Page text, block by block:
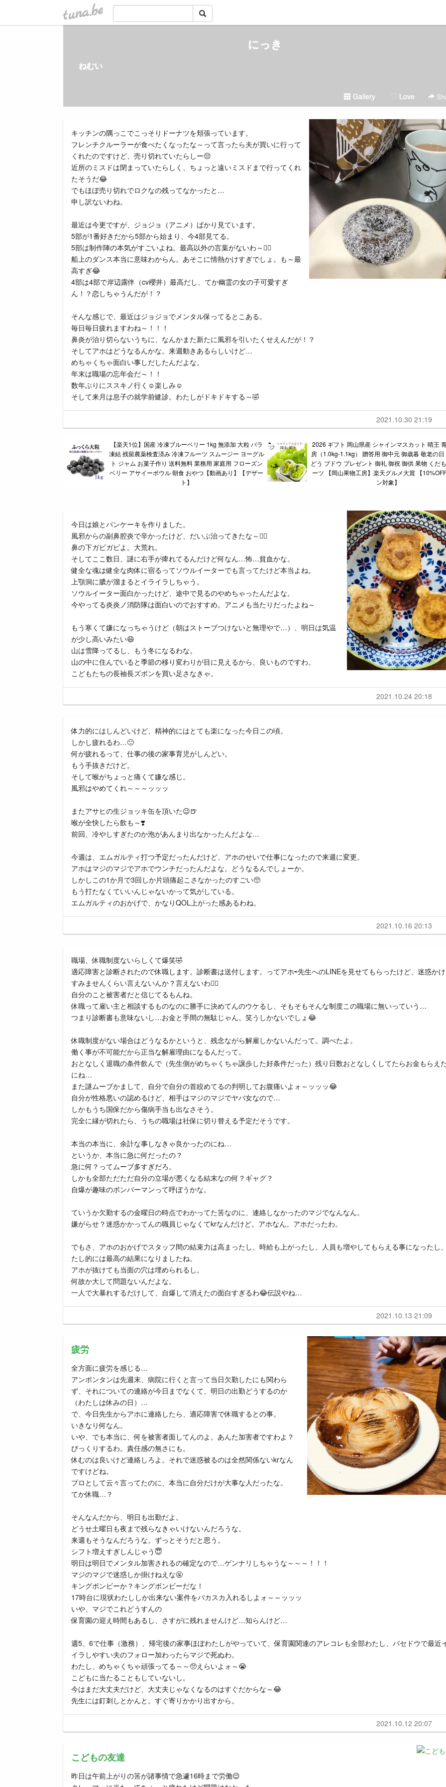
tuna.be
にっき
ねむい
Gallery Love
キッチンの隅っこでこっそりドーナツを頬張っています。
フレンチクルーラーが食べたくなったな～って言ったら夫が買いに行って
くれたのですけど、売り切れていたらしー😔
近所のミスドは閉まっていたらしく、ちょっと遠いミスドまで行ってくれ
たそうだ😂
でもほぼ売り切れでロクなの残ってなかったと…
申し訳ないわね。
最近は今更ですが、ジョジョ（アニメ）ばかり見ています。
5部が1番好きだから5部から始まり、今4部見てる。
5部は制作陣の本気がすごいよね。最高以外の言葉がないわ～🤦‍♀️
船上のダンス本当に意味わからん。あそこに情熱かけすぎでしょ。も～最
高すぎ😂
4部は4部で岸辺露伴（cv櫻井）最高だし、てか幽霊の女の子可愛すぎ
ん！？恋しちゃうんだが！？
そんな感じで、最近はジョジョでメンタル保ってるとこある。
毎日毎日疲れますわね～！！！
鼻炎が治り切らないうちに、なんかまた新たに風邪を引いたくせえんだが！？
そしてアホはどうなるんかな。来週動きあるらしいけど…
めちゃくちゃ面白い事しだしたんだよな。
年末は職場の忘年会だ～！！
数年ぶりにススキノ行く☺️楽しみ☺️
そして来月は息子の就学前健診。わたしがドキドキする～🤣
2021.10.30 21:19
【楽天1位】国産 冷凍ブルーベリー 1kg 無添加 大粒 バラ
凍結 残留農薬検査済み 冷凍フルーツ スムージー ヨーグル
ト ジャム お菓子作り 送料無料 業務用 家庭用 フローズン
ベリー アサイーボウル 朝食 おやつ【動画あり】【デザー
ト】
2026 ギフト 岡山県産 シャインマスカット 晴王
房（1.0kg-1.1kg） 贈答用 御中元 御歳暮 敬老の日
どう ブドウ プレゼント 御礼 御祝 御供 果物 くだ
ーツ 【岡山果物工房】楽天グルメ大賞 【
ン対象】
今日は娘とパンケーキを作りました。
風邪からの副鼻腔炎で辛かったけど、だいぶ治ってきたな～😮‍💨
鼻の下ガビガビよ。大荒れ。
そしてここ数日、謎に右手が痺れてるんだけど何なん…怖…貧血かな。
健全な魂は健全な肉体に宿るってソウルイーターでも言ってたけど本当よね。
上顎洞に膿が溜まるとイライラしちゃう。
ソウルイーター面白かったけど、途中で見るのやめちゃったんだよな。
今やってる炎炎ノ消防隊は面白いのでおすすめ。アニメも当たりだったよね～
もう寒くて嫌になっちゃうけど（朝はストーブつけないと無理やで…）、明日は気温
が少し高いみたい😄
山は雪降ってるし、もう冬になるわな。
山の中に住んでいると季節の移り変わりが目に見えるから、良いものですわ。
こどもたちの長袖長ズボンを買い足さなきゃ。
2021.10.24 20:18
体力的にはしんどいけど、精神的にはとても楽になった今日この頃。
しかし疲れるわ…🙂
何が疲れるって、仕事の後の家事育児がしんどい。
もう手抜きだけど。
そして喉がちょっと痛くて嫌な感じ。
風邪はやめてくれ～～～ッッッ
またアサヒの生ジョッキ缶を頂いた😉🍺
喉が全快したら飲も～❣️
前回、冷やしすぎたのか泡があんまり出なかったんだよな…
今週は、エムガルティ打つ予定だったんだけど、アホのせいで仕事になったので来週に変更。
アホはマジのマジでアホでウンチだったんだよな。どうなるんでしょーか。
しかしこの1か月で3回しか片頭痛起こさなかったのすごい🥺
もう打たなくていいんじゃないかって気がしている。
エムガルティのおかげで、かなりQOL上がった感あるわね。
2021.10.16 20:13
職場、休職制度ないらしくて爆笑🤣
適応障害と診断されたので休職します。診断書は送付します。ってアホ⇨先生へのLINEを見せてもらったけど、迷惑か
すみませんくらい言えないんか？言えないわ🤦‍♀️
自分のこと被害者だと信じてるもんね。
休職って雇い主と相談するものなのに勝手に決めてんのウケるし、そもそもそんな制度この職場に無いっていう…
つまり診断書も意味ないし…お金と手間の無駄じゃん。笑うしかないでしょ😂
休職制度がない場合はどうなるかというと、残念ながら解雇しかないんだって。調べたよ。
働く事が不可能だから正当な解雇理由になるんだって。
おとなしく退職の条件飲んで（先生側がめちゃくちゃ譲歩した好条件だった）残り日数おとなしくしてたらお金もらえ
にね…
また謎ムーブかまして、自分で自分の首絞めてるの判明してお腹痛いよォ～ッッッ😂
自分が性格悪いの認めるけど、相手はマジのマジでヤバ女なので…
しかもうち国保だから傷病手当も出なさそう。
完全に縁が切れたら、うちの職場は社保に切り替える予定だそうです。
本当の本当に、余計な事しなきゃ良かったのにね…
というか、本当に急に何だったの？
急に何？ってムーブ多すぎだろ。
しかも全部ただただ自分の立場が悪くなる結末なの何？ギャグ？
自爆が趣味のボンバーマンって呼ぼうかな。
ていうか欠勤するの金曜日の時点でわかってた筈なのに、連絡しなかったのマジでなんなん。
嫌がらせ？迷惑かかってんの職員じゃなくてkrなんだけど。アホなん。アホだったわ。
でもさ、アホのおかげでスタッフ間の結束力は高まったし、時給も上がったし、人員も増やしてもらえる事になったし
たし的には最高の結果になりましたね。
アホが抜けても当面の穴は埋められるし。
何故か大して問題ないんだよな。
一人で大暴れするだけして、自爆して消えたの面白すぎるわ😂伝説やね…
2021.10.13 21:09
疲労
全方面に疲労を感じる…
アンポンタンは先週末、病院に行くと言って当日欠勤したにも関わら
ず、それについての連絡が今日までなくて、明日の出勤どうするのか
（わたしは休みの日）…
で、今日先生からアホに連絡したら、適応障害で休職するとの事。
いきなり何なん。
いや、でも本当に、何を被害者面してんのよ。あんた加害者ですわよ？
びっくりするわ。責任感の無さにも。
休むのは良いけど連絡しろよ。それで迷惑被るのは全然関係ないkrなん
ですけどね。
プロとして云々言ってたのに、本当に自分だけが大事な人だったな。
てか休職…？
そんなんだから、明日も出勤だよ。
どうせ土曜日も夜まで残らなきゃいけないんだろうな。
来週もそうなんだろうな。ずっとそうだと思う。
シフト増えすぎしんじゃう😇
明日は明日でメンタル加害されるの確定なので…ゲンナリしちゃうな～～～！！！
マジのマジで迷惑しか掛けねえな🤬
キングボンビーか？キングボンビーだな！
17時台に現状わたししか出来ない案件をバカスカ入れるしよォ～～ッッッ
いや、マジでこれどうすんの
保育園の迎え時間もあるし、さすがに残れませんけど…知らんけど…
週5、6で仕事（激務）、帰宅後の家事ほぼわたしがやっていて、保育園関連のアレコレも全部わたし、バセドウで最近
イラしやすい夫のフォロー加わったらマジで死ぬわ。
わたし、めちゃくちゃ頑張ってる～～🥺えらいよォ～😭
こどもに当たることもしていないし。
今はまだ大丈夫だけど、大丈夫じゃなくなるのはすぐだからな～😂
先生には釘刺しとかんと。すぐ寄りかかり出すから。
2021.10.12 20:07
こどもの友達
昨日は午前上がりの筈が諸事情で急遽16時まで労働😌